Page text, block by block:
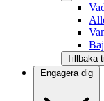
Tillbaka
Engagera dig